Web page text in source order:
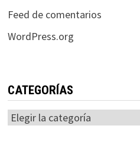
Feed de comentarios
WordPress.org
CATEGORÍAS
Categorías